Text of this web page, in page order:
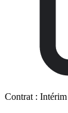
Contrat : Intérim